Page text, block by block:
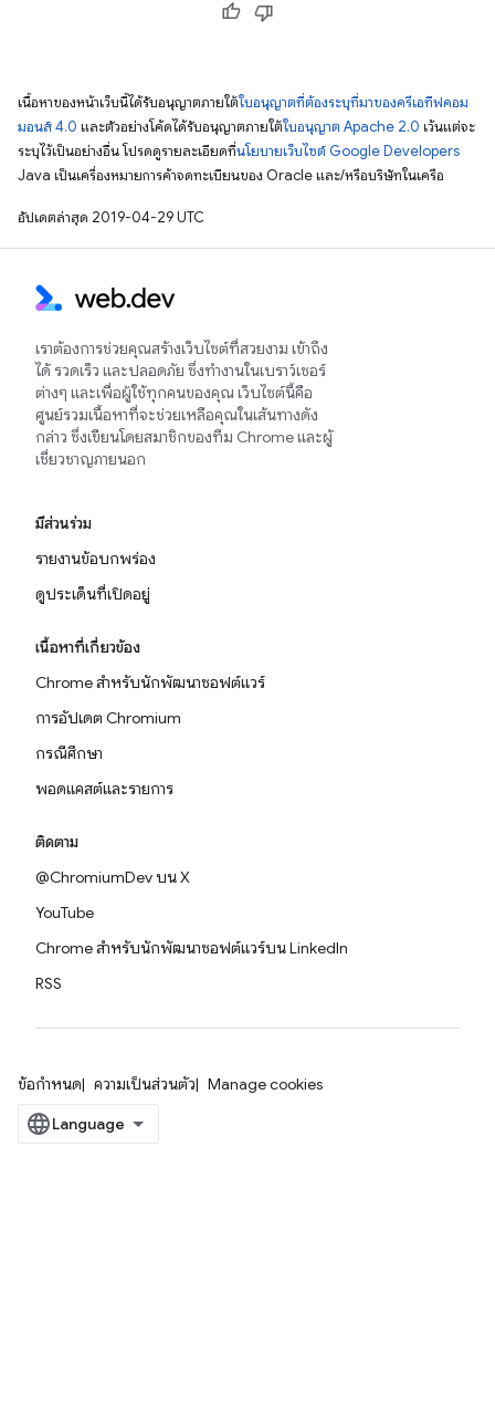
เนื้อหาของหน้าเว็บนี้ได้รับอนุญาตภายใต้ใบอนุญาตที่ต้องระบุที่มาของครีเอทีฟคอม
มอนส์ 4.0 และตัวอย่างโค้ดได้รับอนุญาตภายใต้ใบอนุญาต Apache 2.0 เว้นแต่จะ
ระบุไว้เป็นอย่างอื่น โปรดดูรายละเอียดที่นโยบายเว็บไซต์ Google Developers
Java เป็นเครื่องหมายการค้าจดทะเบียนของ Oracle และ/หรือบริษัทในเครือ
อัปเดตล่าสุด 2019-04-29 UTC
เราต้องการช่วยคุณสร้างเว็บไซต์ที่สวยงาม เข้าถึง
ได้ รวดเร็ว และปลอดภัย ซึ่งทำงานในเบราว์เซอร์
ต่างๆ และเพื่อผู้ใช้ทุกคนของคุณ เว็บไซต์นี้คือ
ศูนย์รวมเนื้อหาที่จะช่วยเหลือคุณในเส้นทางดัง
กล่าว ซึ่งเขียนโดยสมาชิกของทีม Chrome และผู้
เชี่ยวชาญภายนอก
มีส่วนร่วม
รายงานข้อบกพร่อง
ดูประเด็นที่เปิดอยู่
เนื้อหาที่เกี่ยวข้อง
Chrome สำหรับนักพัฒนาซอฟต์แวร์
การอัปเดต Chromium
กรณีศึกษา
พอดแคสต์และรายการ
ติดตาม
@ChromiumDev บน X
YouTube
Chrome สำหรับนักพัฒนาซอฟต์แวร์บน LinkedIn
RSS
ข้อกำหนด ความเป็นส่วนตัว Manage cookies